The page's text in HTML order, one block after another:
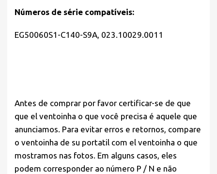
Números de série compatíveis:
EG50060S1-C140-S9A, 023.10029.0011
Antes de comprar por favor certificar-se de que
que el ventoinha o que você precisa é aquele que
anunciamos. Para evitar erros e retornos, compare
o ventoinha de su portatil com el ventoinha o que
mostramos nas fotos. Em alguns casos, eles
podem corresponder ao número P / N e não